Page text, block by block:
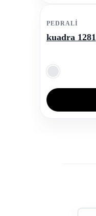
PEDRALI
kuadra 1281